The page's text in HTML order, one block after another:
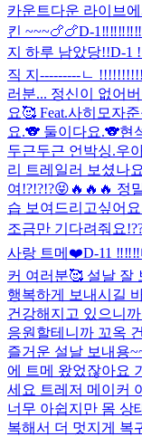
카운트다운 라이브
킨 ~~~🍗🍗D-1‼️‼️‼️‼️‼️
지 하루 남았당!!D-1
직 지---------ㄴ
러분... 정신이 없어
요🥰 Feat.사히모자
요.🐨 둘이다요.🐨현
두근두근 언박싱.우
리 트레일러 보셨나
여!?!?!?😝🔥🔥🔥 정
습 보여드리고싶어
조금만 기다려줘요
사랑 트메❤️D-11 ‼️‼️‼️
커 여러분🥰 설날 잘
행복하게 보내시길
건강해지고 있으니
응원할테니까 꼬옥
즐거운 설날 보내용
에 트메 왔었잖아요
세요 트레저 메이커
너무 아쉽지만 몸 상
복해서 더 멋지게 복